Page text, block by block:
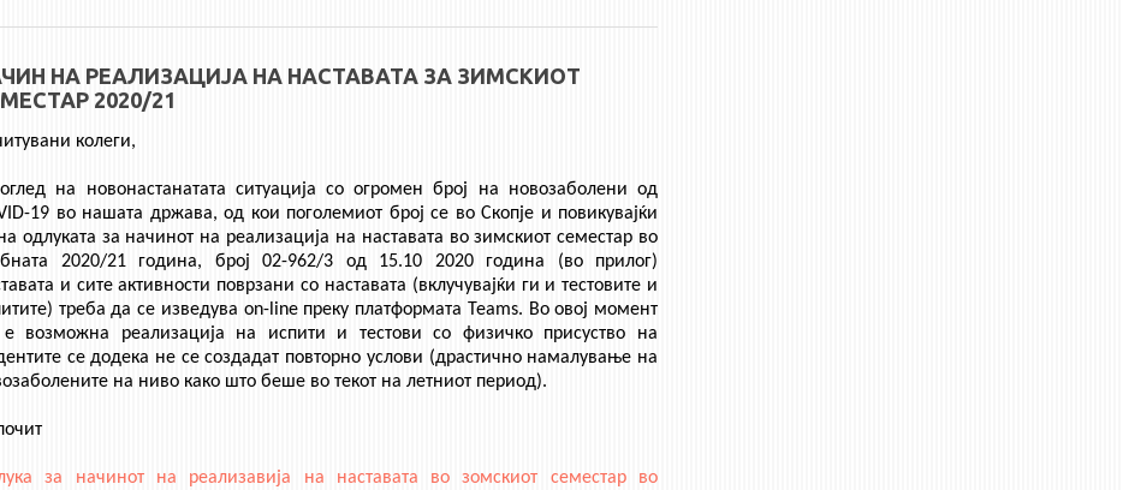
НА РЕАЛИЗАЦИЈА НА НАСТАВАТА ЗА ЗИМСКИОТ
2020/21
колеги,
на новонастанатата ситуација со огромен број на новозаболени од
19 во нашата држава, од кои поголемиот број се во Скопје и повикувајќи
одлуката за начинот на реализација на наставата во зимскиот семестар во
2020/21 година, број 02-962/3 од 15.10 2020 година (во прилог)
и сите активности поврзани со наставата (вклучувајќи ги и тестовите и
треба да се изведува on-line преку платформата Teams. Во овој момент
возможна реализација на испити и тестови со физичко присуство на
се додека не се создадат повторно услови (драстично намалување на
на ниво како што беше во текот на летниот период).
за начинот на реализавија на наставата во зомскиот семестар во